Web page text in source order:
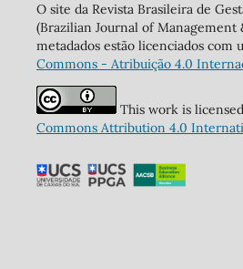
O site da Revista Brasileira de
(Brazilian Journal of Management
metadados estão licenciados com
Commons - Atribuição 4.0
This work is
Commons Attribution 4.0